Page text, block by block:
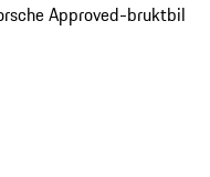
Approved-bruktbil